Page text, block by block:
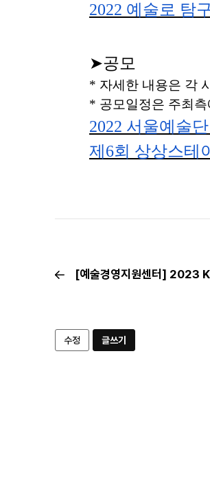
2022 예술로 탐
➤공모
* 자세한 내용은 각
* 공모일정은 주최
2022 서울예술
제 6회 상상스테
수정 글쓰기